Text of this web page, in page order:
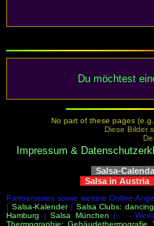
Du möchtest
No part of these pages
Diese Bilder
Impressum &
Salsa-
Salsa in Austria
Partnerseiten sowie weitere Online-
| Salsa-Kalender| Salsa Clubs:
Hamburg |Salsa München | -
Thermographie: Gebäudethermografie,